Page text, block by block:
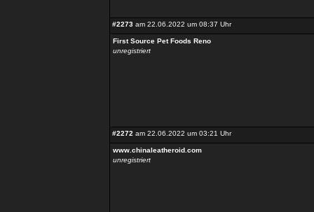
#2273 am 22.06.2022 um 08:37 Uhr
First Source Pet Foods Reno
unregistriert
#2272 am 22.06.2022 um 03:21 Uhr
www.chinaleatheroid.com
unregistriert